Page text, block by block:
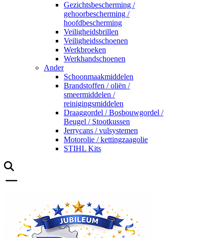
Gezichtsbescherming /
gehoorbescherming /
hoofdbescherming
Veiligheidsbrillen
Veiligheidsschoenen
Werkbroeken
Werkhandschoenen
Ander
Schoonmaakmiddelen
Brandstoffen / oliën /
smeermiddelen /
reinigingsmiddelen
Draaggordel / Bosbouwgordel /
Beugel / Stootkussen
Jerrycans / vulsystemen
Motorolie / kettingzaagolie
STIHL Kits